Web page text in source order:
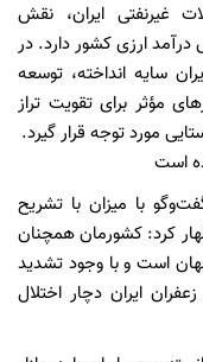
غیرنفتی ایران، نقش
ارزی کشور دارد. در
سایه انداخته، توسعه
مؤثر برای تقویت تراز
مورد توجه قرار گیرد.
است
با میزان با تشریح
کرد: کشورمان همچنان
است و با وجود تشدید
ایران دچار اختلال